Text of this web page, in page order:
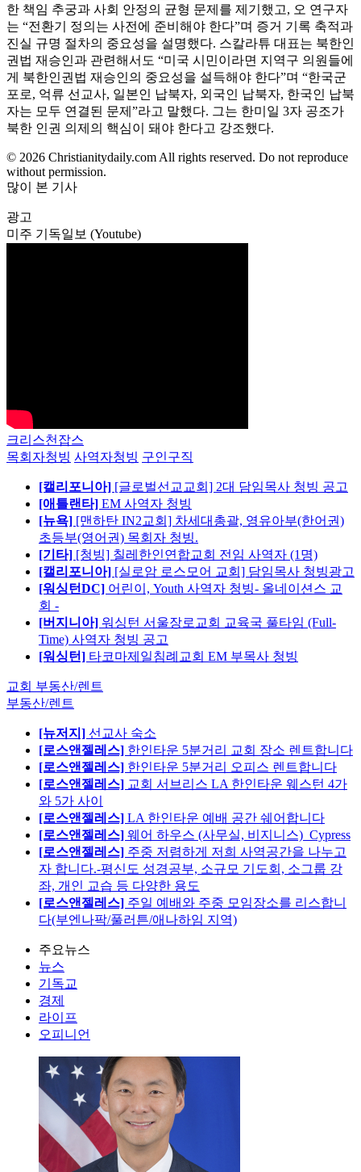
한 책임 추궁과 사회 안정의 균형 문제를 제기했고, 오 연구자
는 “전환기 정의는 사전에 준비해야 한다”며 증거 기록 축적과
진실 규명 절차의 중요성을 설명했다. 스칼라튜 대표는 북한인
권법 재승인과 관련해서도 “미국 시민이라면 지역구 의원들에
게 북한인권법 재승인의 중요성을 설득해야 한다”며 “한국군
포로, 억류 선교사, 일본인 납북자, 외국인 납북자, 한국인 납북
자는 모두 연결된 문제”라고 말했다. 그는 한미일 3자 공조가
북한 인권 의제의 핵심이 돼야 한다고 강조했다.
© 2026 Christianitydaily.com All rights reserved. Do not reproduce
without permission.
많이 본 기사
광고
미주 기독일보 (Youtube)
크리스천잡스
목회자청빙 사역자청빙 구인구직
[캘리포니아] [글로벌선교교회] 2대 담임목사 청빙 공고
[애틀랜타] EM 사역자 청빙
[뉴욕] [맨하탄 IN2교회] 차세대총괄, 영유아부(한어권)
초등부(영어권) 목회자 청빙.
[기타] [청빙] 칠레한인연합교회 전임 사역자 (1명)
[캘리포니아] [실로암 로스모어 교회] 담임목사 청빙광고
[워싱턴DC] 어린이, Youth 사역자 청빙- 올네이션스 교
회 -
[버지니아] 워싱턴 서울장로교회 교육국 풀타임 (Full-
Time) 사역자 청빙 공고
[워싱턴] 타코마제일침례교회 EM 부목사 청빙
교회 부동산/렌트
부동산/렌트
[뉴저지] 선교사 숙소
[로스앤젤레스] 한인타운 5분거리 교회 장소 렌트합니다
[로스앤젤레스] 한인타운 5분거리 오피스 렌트합니다
[로스앤젤레스] 교회 서브리스 LA 한인타운 웨스턴 4가
와 5가 사이
[로스앤젤레스] LA 한인타운 예배 공간 쉐어합니다
[로스앤젤레스] 웨어 하우스 (사무실, 비지니스)_Cypress
[로스앤젤레스] 주중 저렴하게 저희 사역공간을 나누고
자 합니다.-평신도 성경공부, 소규모 기도회, 소그룹 강
좌, 개인 교습 등 다양한 용도
[로스앤젤레스] 주일 예배와 주중 모임장소를 리스합니
다(부엔나팍/풀러튼/애나하임 지역)
주요뉴스
뉴스
기독교
경제
라이프
오피니언